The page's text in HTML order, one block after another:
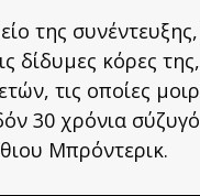
της
δίδυμες κόρες
τις οποίες
30 χρόνια
Μπρόντερικ.